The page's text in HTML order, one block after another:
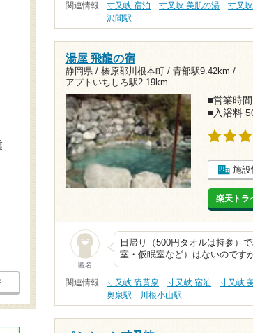
関連情報 寸又峡 宿泊 寸又峡 美肌の湯 寸又
沢間駅
湯屋 飛龍の宿
静岡県 / 榛原郡川根本町 / 青部駅9.42km /
アプトいちしろ駅2.19km
■営業時
■入浴料
施設
楽天トラ
匿名
日帰り（500円タオルは持参）
室・仮眠室など）はないのです
関連情報 寸又峡 硫黄泉 寸又峡 宿泊 寸又峡
奥泉駅
川根小山駅